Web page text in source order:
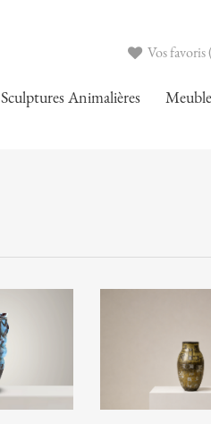
Vos favoris
Sculptures Animalières